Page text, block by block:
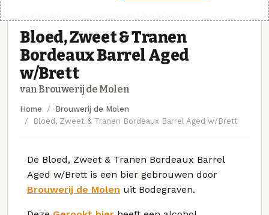
Bloed, Zweet & Tranen
Bordeaux Barrel Aged
w/Brett
van Brouwerij de Molen
Home
Brouwerij de Molen
Bloed, Zweet & Tranen Bordeaux Barrel Aged w/Brett
De Bloed, Zweet & Tranen Bordeaux Barrel
Aged w/Brett is een bier gebrouwen door
Brouwerij de Molen uit Bodegraven.